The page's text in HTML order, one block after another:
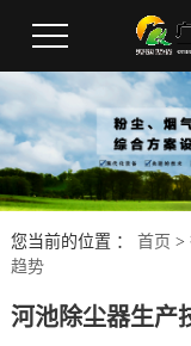
您当前的位置 ： 首页 >
趋势
河池除尘器生产